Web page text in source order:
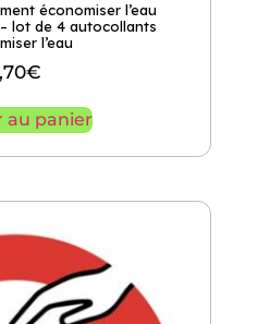
économiser l’eau
lot de 4 autocollants
l’eau
€
au panier